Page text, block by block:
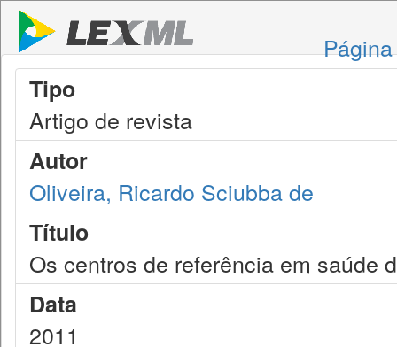
Tipo
Artigo de revista
Autor
Oliveira, Ricardo Sciubba de
Título
Os centros de referência em saúde
Data
2011